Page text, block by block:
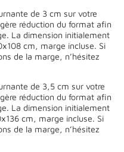
de 3 cm sur votre
réduction du format afin
La dimension initialement
cm, marge incluse. Si
de la marge, n’hésitez
de 3,5 cm sur votre
réduction du format afin
La dimension initialement
cm, marge incluse. Si
de la marge, n’hésitez